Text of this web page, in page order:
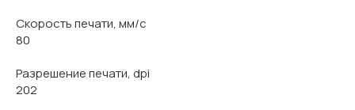
Скорость печати, мм/с
80
Разрешение печати, dpi
202